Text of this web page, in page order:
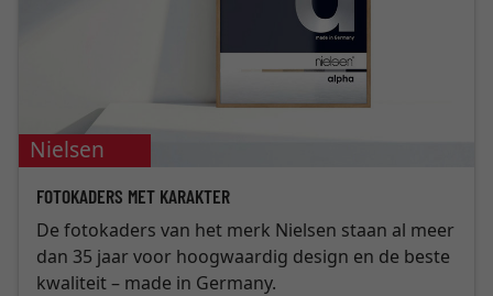
Nielsen
FOTOKADERS MET KARAKTER
De fotokaders van het merk Nielsen staan al meer
dan 35 jaar voor hoogwaardig design en de beste
kwaliteit – made in Germany.